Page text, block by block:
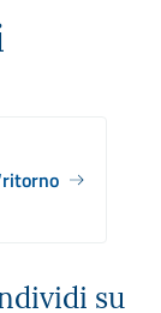
su